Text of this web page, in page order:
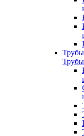
Трубы
Трубы